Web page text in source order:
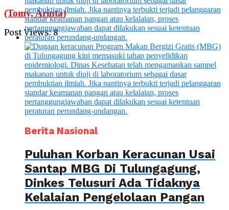
(Tomy, Arinta)
Post Views: 8
Berita Nasional
Puluhan Korban Keracunan Usai
Santap MBG Di Tulungagung,
Dinkes Telusuri Ada Tidaknya
Kelalaian Pengelolaan Pangan